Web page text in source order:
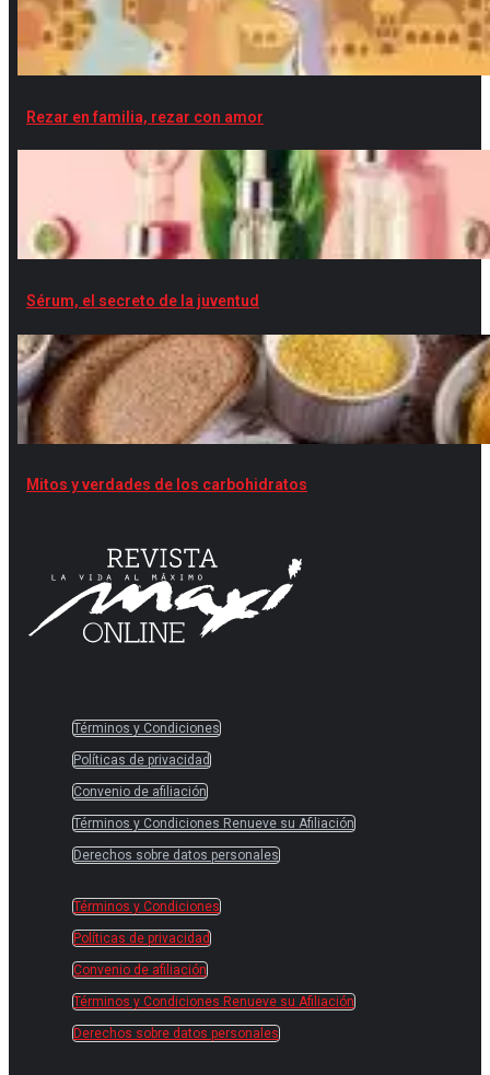
Rezar en familia, rezar con amor
Sérum, el secreto de la juventud
Mitos y verdades de los carbohidratos
Términos y Condiciones
Políticas de privacidad
Convenio de afiliación
Términos y Condiciones Renueve su Afiliación
Derechos sobre datos personales
Términos y Condiciones
Políticas de privacidad
Convenio de afiliación
Términos y Condiciones Renueve su Afiliación
Derechos sobre datos personales